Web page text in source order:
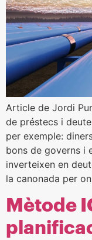
Article de Jordi
de préstecs i
per exemple:
bons de governs i
inverteixen en
la canonada per
Mètode